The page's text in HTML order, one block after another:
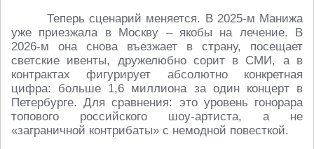
Теперь сценарий меняется. В 2025‑м Манижа
уже приезжала в Москву – якобы на лечение. В
2026‑м она снова въезжает в страну, посещает
светские ивенты, дружелюбно сорит в СМИ, а в
контрактах фигурирует абсолютно конкретная
цифра: больше 1,6 миллиона за один концерт в
Петербурге. Для сравнения: это уровень гонорара
топового российского шоу‑артиста, а не
«заграничной контрибаты» с немодной повесткой.